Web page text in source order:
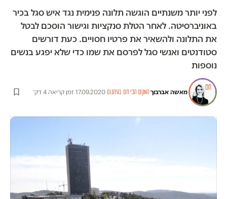
לפני יותר משנתיים הוגשה תלונה פנימית נגד איש סגל בכיר
באוניברסיטה. לאחר הטלת סנקציות וגישור הוסכם לבטל
את התלונה ולהשאיר את פרטיו חסויים. כעת דורשים
סטודנטים ואנשי סגל לפרסם את שמו כדי שלא יפגע בנשים
נוספות
מאשה אברבוך·המקום הכי חם בגיהנום·
17.09.2020
·זמן קריאה 4 דק׳